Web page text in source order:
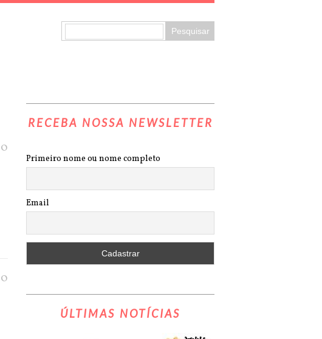
0
0
RECEBA NOSSA NEWSLETTER
Primeiro nome ou nome completo
Email
ÚLTIMAS NOTÍCIAS